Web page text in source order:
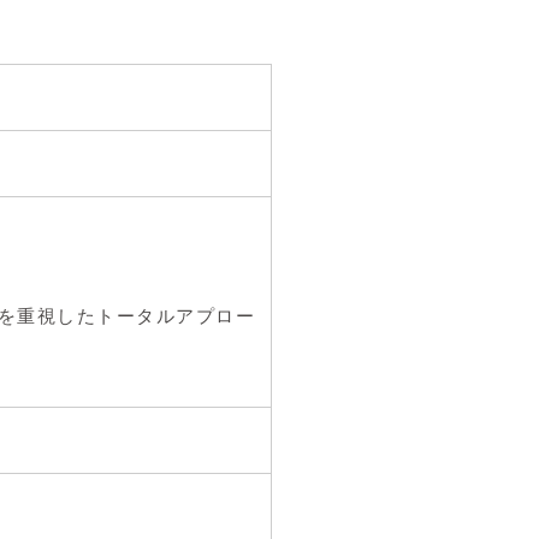
重視したトータルアプロー